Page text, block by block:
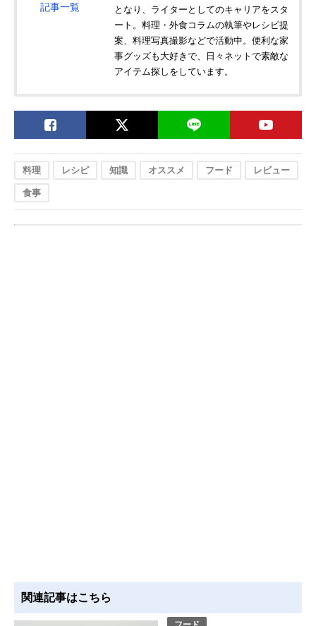
記事一覧
となり、ライターとしてのキャリアをスタ
ート。料理・外食コラムの執筆やレシピ提
案、料理写真撮影などで活動中。便利な家
事グッズも大好きで、日々ネットで素敵な
アイテム探しをしています。
料理 レシピ 知識 オススメ フード レビュー
食事
関連記事はこちら